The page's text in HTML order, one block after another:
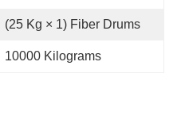
(25 Kg × 1) Fiber Drums
10000 Kilograms